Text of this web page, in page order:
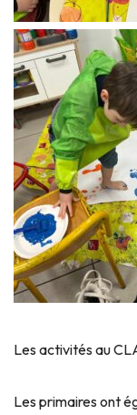
Les activités au
Les primaires ont